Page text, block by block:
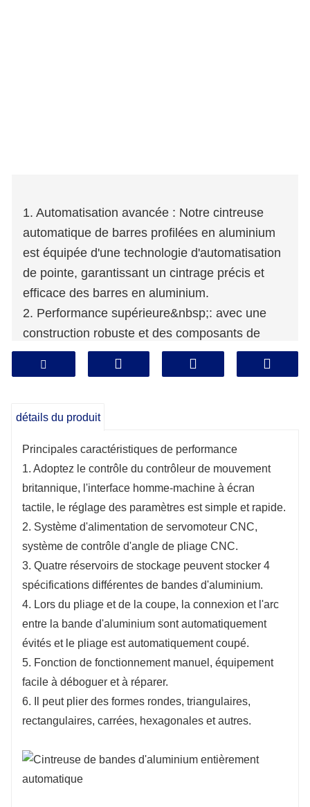
1. Automatisation avancée : Notre cintreuse
automatique de barres profilées en aluminium
est équipée d'une technologie d'automatisation
de pointe, garantissant un cintrage précis et
efficace des barres en aluminium.
2. Performance supérieure&nbsp;: avec une
construction robuste et des composants de
haute qualité, cette machine offre une précision
et une cohérence de pliage exceptionnelles,
gaspillage de matériaux.
spécifiquement pour les barres profilées en
aluminium, cette machine peut plier différentes
formes et tailles, répondant à une large gamme
d'applications de construction et industrielles.
4. Matériaux durables : fabriquée à partir de
matériaux de première qualité, notre machine
est conçue pour résister à un usage intensif,
garantissant des performances durables et des
besoins d'entretien minimes.
5. Assistance après-vente complète : Nous
fournissons une assistance après-vente
complète, comprenant une formation, une
assistance technique et la disponibilité des
pièces de rechange, garantissant un
du client.
détails du produit
Principales caractéristiques de performance
1. Adoptez le contrôle du contrôleur de mouvement
britannique, l'interface homme-machine à écran
tactile, le réglage des paramètres est simple et rapide.
2. Système d'alimentation de servomoteur CNC,
système de contrôle d'angle de pliage CNC.
3. Quatre réservoirs de stockage peuvent stocker 4
spécifications différentes de bandes d'aluminium.
4. Lors du pliage et de la coupe, la connexion et l'arc
entre la bande d'aluminium sont automatiquement
évités et le pliage est automatiquement coupé.
5. Fonction de fonctionnement manuel, équipement
facile à déboguer et à réparer.
6. Il peut plier des formes rondes, triangulaires,
rectangulaires, carrées, hexagonales et autres.